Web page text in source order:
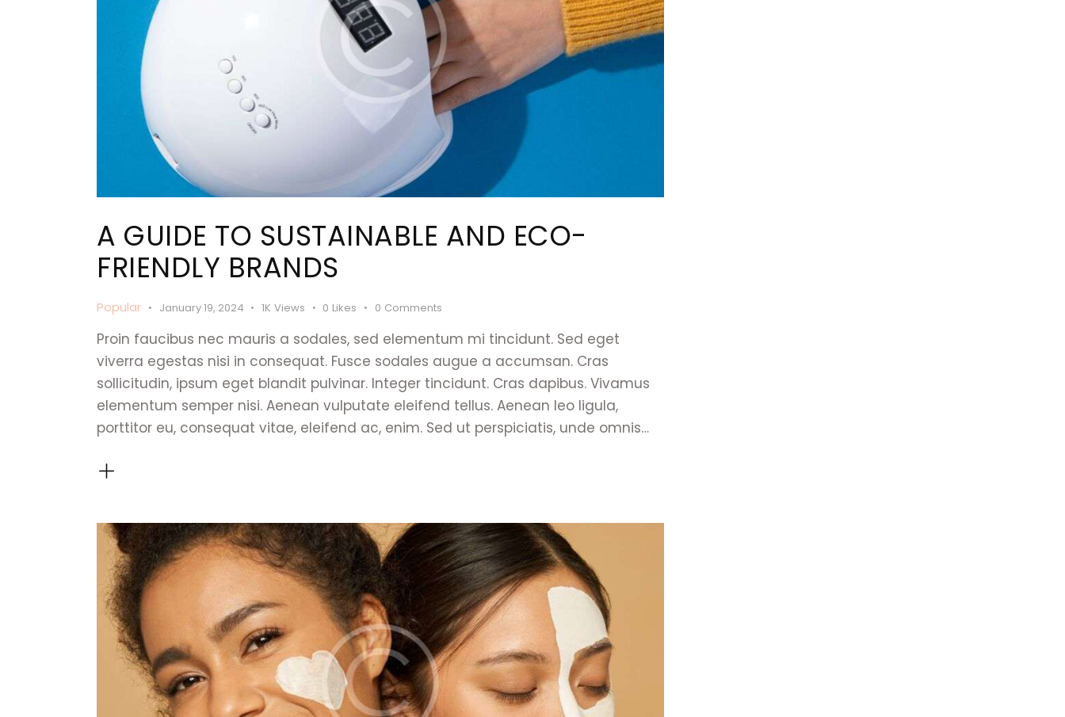
A GUIDE TO SUSTAINABLE AND ECO-
FRIENDLY BRANDS
Popular January 19, 2024 1K Views 0 Likes 0 Comments
Proin faucibus nec mauris a sodales, sed elementum mi tincidunt. Sed eget
viverra egestas nisi in consequat. Fusce sodales augue a accumsan. Cras
sollicitudin, ipsum eget blandit pulvinar. Integer tincidunt. Cras dapibus. Vivamus
elementum semper nisi. Aenean vulputate eleifend tellus. Aenean leo ligula,
porttitor eu, consequat vitae, eleifend ac, enim. Sed ut perspiciatis, unde omnis…